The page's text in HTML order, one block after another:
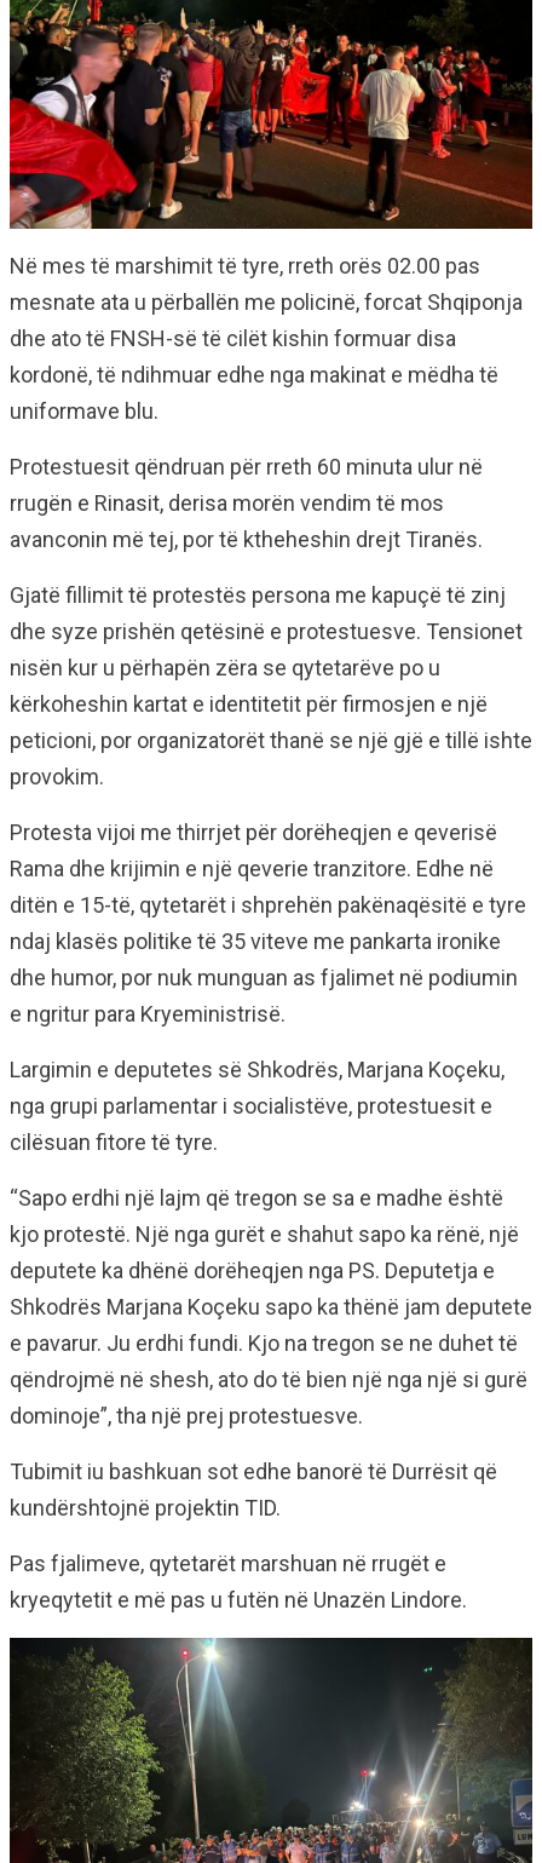
Në mes të marshimit të tyre, rreth orës 02.00 pas
mesnate ata u përballën me policinë, forcat Shqiponja
dhe ato të FNSH-së të cilët kishin formuar disa
kordonë, të ndihmuar edhe nga makinat e mëdha të
uniformave blu.
Protestuesit qëndruan për rreth 60 minuta ulur në
rrugën e Rinasit, derisa morën vendim të mos
avanconin më tej, por të ktheheshin drejt Tiranës.
Gjatë fillimit të protestës persona me kapuçë të zinj
dhe syze prishën qetësinë e protestuesve. Tensionet
nisën kur u përhapën zëra se qytetarëve po u
kërkoheshin kartat e identitetit për firmosjen e një
peticioni, por organizatorët thanë se një gjë e tillë ishte
provokim.
Protesta vijoi me thirrjet për dorëheqjen e qeverisë
Rama dhe krijimin e një qeverie tranzitore. Edhe në
ditën e 15-të, qytetarët i shprehën pakënaqësitë e tyre
ndaj klasës politike të 35 viteve me pankarta ironike
dhe humor, por nuk munguan as fjalimet në podiumin
e ngritur para Kryeministrisë.
Largimin e deputetes së Shkodrës, Marjana Koçeku,
nga grupi parlamentar i socialistëve, protestuesit e
cilësuan fitore të tyre.
“Sapo erdhi një lajm që tregon se sa e madhe është
kjo protestë. Një nga gurët e shahut sapo ka rënë, një
deputete ka dhënë dorëheqjen nga PS. Deputetja e
Shkodrës Marjana Koçeku sapo ka thënë jam deputete
e pavarur. Ju erdhi fundi. Kjo na tregon se ne duhet të
qëndrojmë në shesh, ato do të bien një nga një si gurë
dominoje”, tha një prej protestuesve.
Tubimit iu bashkuan sot edhe banorë të Durrësit që
kundërshtojnë projektin TID.
Pas fjalimeve, qytetarët marshuan në rrugët e
kryeqytetit e më pas u futën në Unazën Lindore.